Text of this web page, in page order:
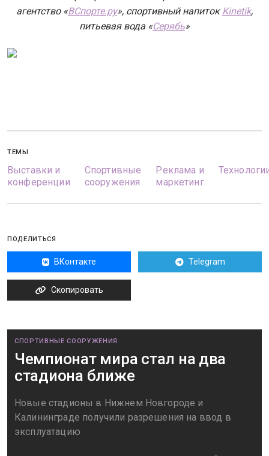
агентство «ВСпорте.ру», спортивный напиток Kinetik,
питьевая вода «Серябь»
ТЕМЫ
Выставки и
конференции
Спортивные
сооружения
Реклама и
маркетинг
ПОДЕЛИТЬСЯ
ВКонтакте Telegram
Скопировать
СПОРТИВНЫЕ СООРУЖЕНИЯ
Чемпионат мира стал на два
стадиона ближе
Новые стадионы в Нижнем Новгороде и
Калининграде получили разрешения на ввод в
эксплуатацию